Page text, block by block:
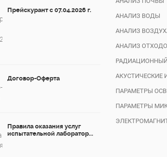
Прейскурант с 07.04.2026 г.
Договор-Оферта
Правила оказания услуг
испытательной лаборатор...
АНАЛИЗ ВОДЫ
АНАЛИЗ
АНАЛИЗ
АКУСТИЧЕСКИЕ
ПАРАМЕТРЫ
ПАРАМЕТРЫ